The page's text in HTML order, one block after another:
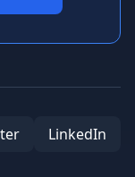
LinkedIn